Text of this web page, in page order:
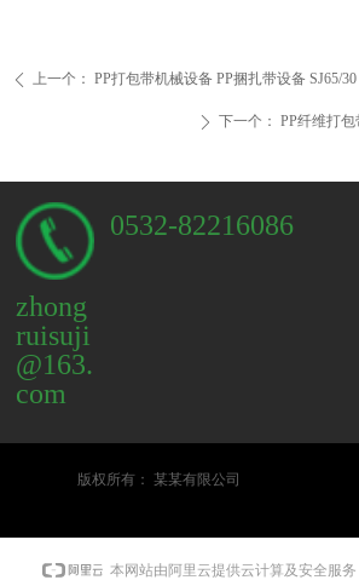
ꄴ 上一个： PP打包带机械设备 PP捆扎带设备 SJ65/30
ꄲ 下一个： PP纤维打
0532-82216086
zhong
ruisuji
@163.
com
版权所有： 某某有限公司
本网站由阿里云提供云计算及安全服务